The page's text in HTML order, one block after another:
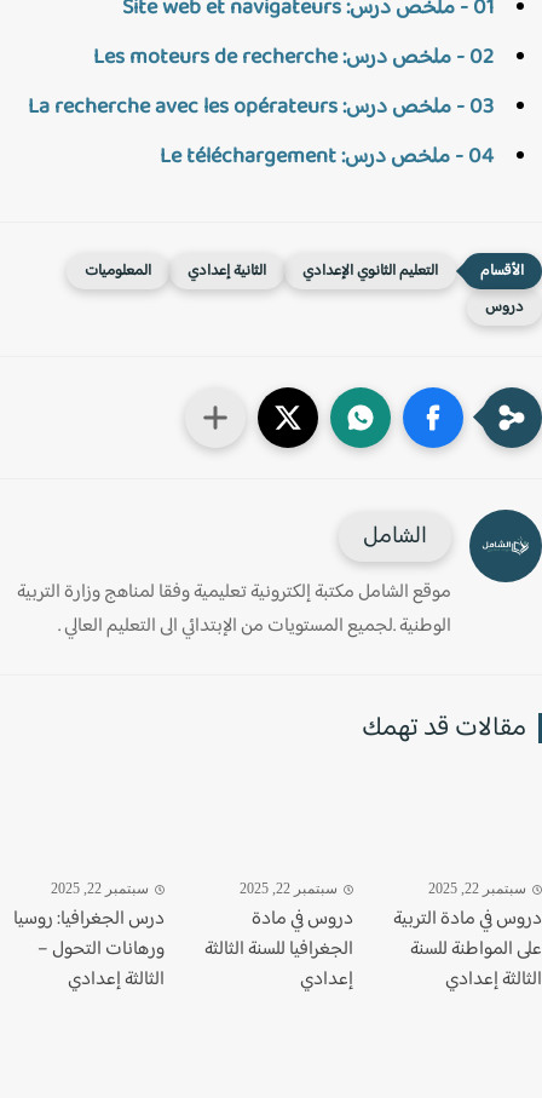
02 - ملخص درس: Les moteurs de recherche
03 - ملخص درس: La recherche avec les opérateurs
04 - ملخص درس: Le téléchargement
التعليم الثانوي الإعدادي الثانية إعدادي
المعلوميات
الشامل
موقع الشامل مكتبة إلكترونية تعليمية وفقا لمناهج وزارة التربية
الوطنية .لجميع المستويات من الإبتدائي الى التعليم العالي .
قد تهمك
22, 2025
في مادة التربية
للسنة
إعدادي
سبتمبر 22, 2025
دروس في مادة
الجغرافيا للسنة الثالثة
إعدادي
سبتمبر 22, 2025
درس الجغرافيا: روسيا
ورهانات التحول –
الثالثة إعدادي